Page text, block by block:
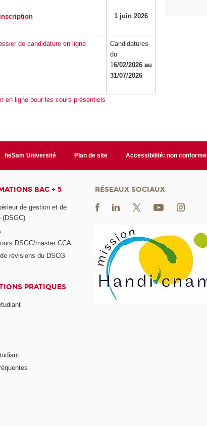
1 juin 2026
de candidature en ligne
Candidatures
du
16/02/2026 au
31/07/2026
en ligne pour les cours présentiels
heSam Université Plan de site Accessibilité: non conforme
BAC + 5
de gestion et de
(DSGC)
DSGC/master CCA
révisions du DSCG
PRATIQUES
RÉSEAUX SOCIAUX